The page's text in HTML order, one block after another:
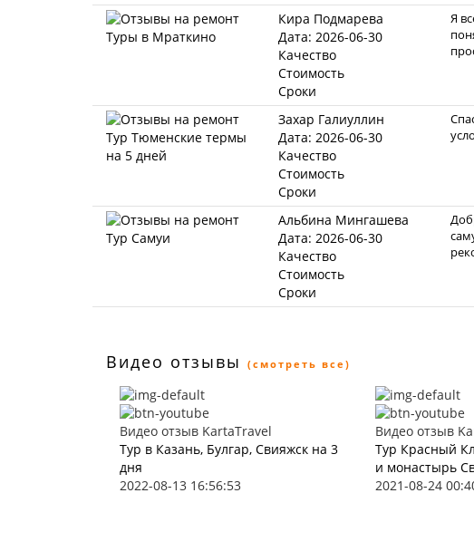
Кира Подмарева
Дата: 2026-06-30
Качество
Стоимость
Сроки
Я
Захар Галиуллин
Дата: 2026-06-30
Качество
Стоимость
Сроки
Альбина Мингашева
Дата: 2026-06-30
Качество
Стоимость
Сроки
Видео отзывы (смотреть все)
Видео отзыв KartaTravel
Тур в Казань, Булгар, Свияжск на 3
дня
2022-08-13 16:56:53
Видео отзыв
Тур Красный
и монастырь
2021-08-24